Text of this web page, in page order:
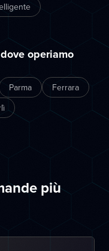
operiamo
Parma
Ferrara
più